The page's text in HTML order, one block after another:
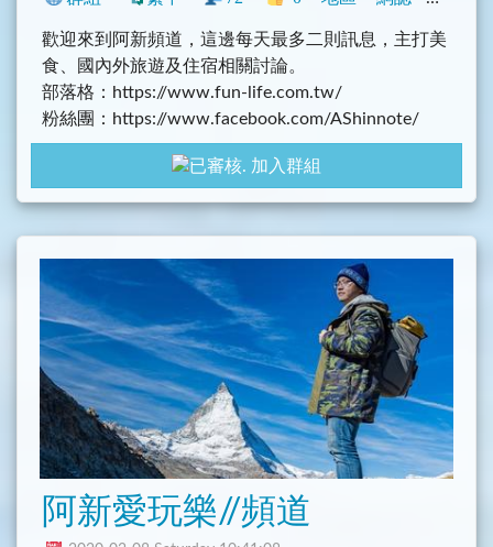
歡迎來到阿新頻道，這邊每天最多二則訊息，主打美
食、國內外旅遊及住宿相關討論。
部落格：https://www.fun-life.com.tw/
粉絲團：https://www.facebook.com/AShinnote/
Youtube：https://www.youtube.com/channel/UCNF
KsYwkf5lFaRuDf8IUIrA
加入群組
阿新愛玩樂//頻道